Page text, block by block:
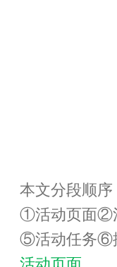
本文分段顺序
①活动页面②
⑤活动任务⑥